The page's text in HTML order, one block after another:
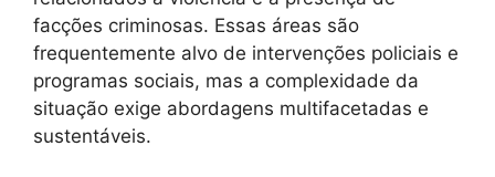
facções criminosas. Essas áreas são
frequentemente alvo de intervenções policiais e
programas sociais, mas a complexidade da
situação exige abordagens multifacetadas e
sustentáveis.